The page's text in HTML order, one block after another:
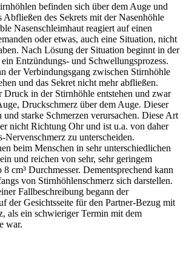
befinden sich über dem Auge und
Abfließen des Sekrets mit der Nasenhöhle
Nasenschleimhaut reagiert auf einen
oder etwas, auch eine Situation, nicht
Nach Lösung der Situation beginnt in der
Entzündungs- und Schwellungsprozess.
der Verbindungsgang zwischen Stirnhöhle
und das Sekret nicht mehr abfließen.
Druck in der Stirnhöhle entstehen und zwar
Druckschmerz über dem Auge. Dieser
und starke Schmerzen verursachen. Diese Art
nicht Richtung Ohr und ist u.a. von daher
Nervenschmerz zu unterscheiden.
beim Menschen in sehr unterschiedlichen
und reichen von sehr, sehr geringem
cm³ Durchmesser. Dementsprechend kann
von Stirnhöhlenschmerz sich darstellen.
Fallbeschreibung begann der
der Gesichtsseite für den Partner-Bezug mit
als ein schwieriger Termin mit dem
war.